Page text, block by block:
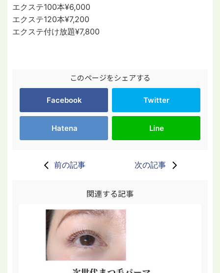
エクステ100本¥6,000
エクステ120本¥7,200
エクステ付け放題¥7,800
このページをシェアする
Facebook Twitter
Hatena Line
前の記事 次の記事
関連する記事